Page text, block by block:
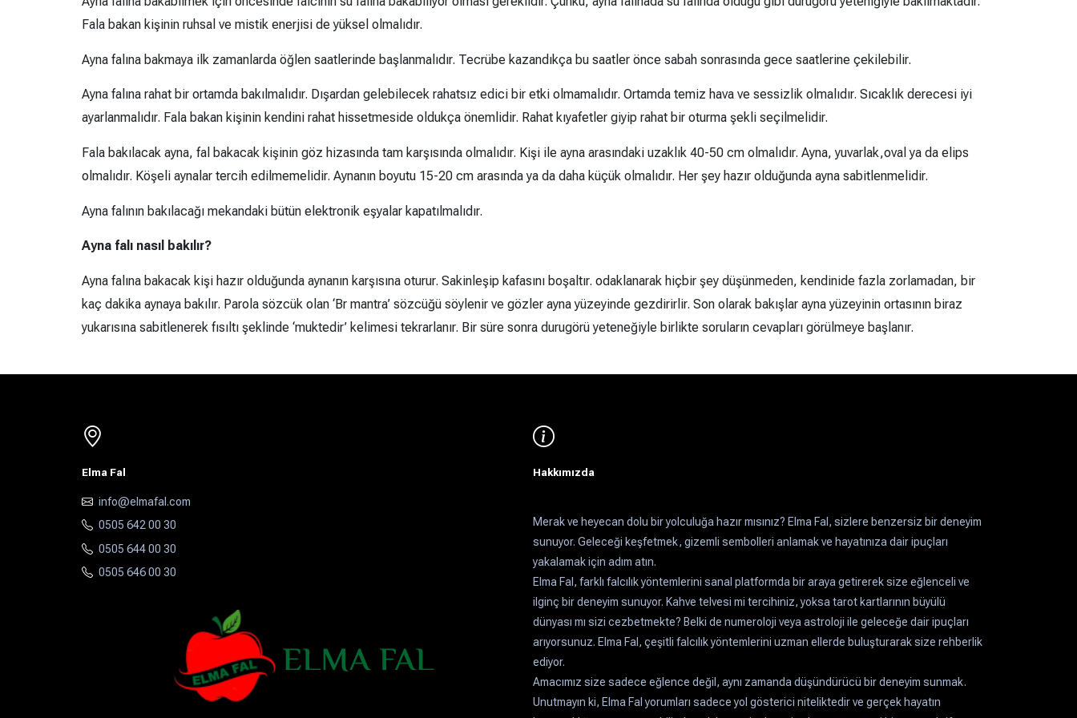
Fala bakan kişinin ruhsal ve mistik enerjisi de yüksel olmalıdır.
Ayna falına bakmaya ilk zamanlarda öğlen saatlerinde başlanmalıdır. Tecrübe kazandıkça bu saatler önce sabah sonrasında gece saatlerine çekilebilir.
Ayna falına rahat bir ortamda bakılmalıdır. Dışardan gelebilecek rahatsız edici bir etki olmamalıdır. Ortamda temiz hava ve sessizlik olmalıdır. Sıcaklık derecesi iyi
ayarlanmalıdır. Fala bakan kişinin kendini rahat hissetmeside oldukça önemlidir. Rahat kıyafetler giyip rahat bir oturma şekli seçilmelidir.
Fala bakılacak ayna, fal bakacak kişinin göz hizasında tam karşısında olmalıdır. Kişi ile ayna arasındaki uzaklık 40-50 cm olmalıdır. Ayna, yuvarlak,oval ya da elips
olmalıdır. Köşeli aynalar tercih edilmemelidir. Aynanın boyutu 15-20 cm arasında ya da daha küçük olmalıdır. Her şey hazır olduğunda ayna sabitlenmelidir.
Ayna falının bakılacağı mekandaki bütün elektronik eşyalar kapatılmalıdır.
Ayna falı nasıl bakılır?
Ayna falına bakacak kişi hazır olduğunda aynanın karşısına oturur. Sakinleşip kafasını boşaltır. odaklanarak hiçbir şey düşünmeden, kendinide fazla zorlamadan, bir
kaç dakika aynaya bakılır. Parola sözcük olan ‘Br mantra’ sözcüğü söylenir ve gözler ayna yüzeyinde gezdirirlir. Son olarak bakışlar ayna yüzeyinin ortasının biraz
yukarısına sabitlenerek fısıltı şeklinde ‘muktedir’ kelimesi tekrarlanır. Bir süre sonra durugörü yeteneğiyle birlikte soruların cevapları görülmeye başlanır.
Elma Fal
info@elmafal.com
0505 642 00 30
0505 644 00 30
0505 646 00 30
Hakkımızda
Merak ve heyecan dolu bir yolculuğa hazır mısınız? Elma Fal, sizlere benzersiz bir deneyim
sunuyor. Geleceği keşfetmek, gizemli sembolleri anlamak ve hayatınıza dair ipuçları
yakalamak için adım atın.
Elma Fal, farklı falcılık yöntemlerini sanal platformda bir araya getirerek size eğlenceli ve
ilginç bir deneyim sunuyor. Kahve telvesi mi tercihiniz, yoksa tarot kartlarının büyülü
dünyası mı sizi cezbetmekte? Belki de numeroloji veya astroloji ile geleceğe dair ipuçları
arıyorsunuz. Elma Fal, çeşitli falcılık yöntemlerini uzman ellerde buluşturarak size rehberlik
ediyor.
Amacımız size sadece eğlence değil, aynı zamanda düşündürücü bir deneyim sunmak.
Unutmayın ki, Elma Fal yorumları sadece yol gösterici niteliktedir ve gerçek hayatın